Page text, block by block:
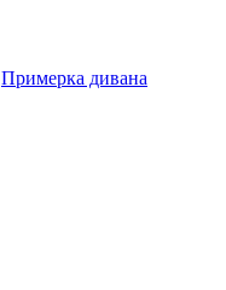
Примерка дивана